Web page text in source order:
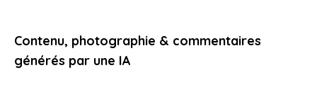
pourraient-elles vous intéresser
24 janvier 2026
Contenu, photographie & commentaires
générés par une IA